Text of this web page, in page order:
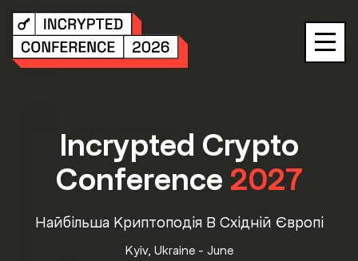
Skip
content
Incrypted Crypto
Conference 2027
Найбільша Криптоподія В Східній Європі
Kyiv, Ukraine - June